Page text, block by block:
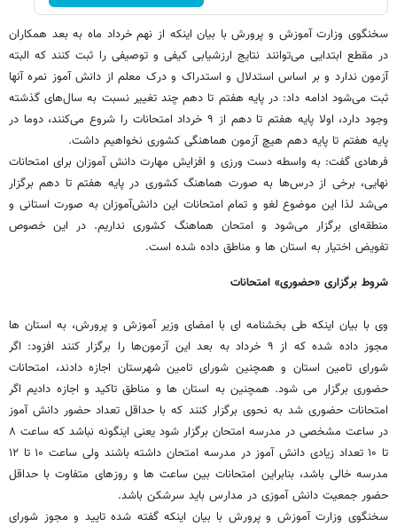
سخنگوی وزارت آموزش و پرورش با بیان اینکه از نهم خرداد ماه به بعد همکاران
در مقطع ابتدایی می‌توانند نتایج ارزشیابی کیفی و توصیفی را ثبت کنند که البته
آزمون ندارد و بر اساس استدلال و استدراک و درک معلم از دانش آموز نمره آنها
ثبت می‌شود ادامه داد: در پایه هفتم تا دهم چند تغییر نسبت به سال‌های گذشته
وجود دارد، اولا پایه هفتم تا دهم از ۹ خرداد امتحانات را شروع می‌کنند، دوما در
پایه هفتم تا پایه دهم هیچ آزمون هماهنگی کشوری نخواهیم داشت.
فرهادی گفت: به واسطه دست ورزی و افزایش مهارت دانش آموزان برای امتحانات
نهایی، برخی از درس‌ها به صورت هماهنگ کشوری در پایه هفتم تا دهم برگزار
می‌شد لذا این موضوع لغو و تمام امتحانات این دانش‌آموزان به صورت استانی و
منطقه‌ای برگزار می‌شود و امتحان هماهنگ کشوری نداریم. در این خصوص
تفویض اختیار به استان ها و مناطق داده شده است.
شروط برگزاری «حضوری» امتحانات
وی با بیان اینکه طی بخشنامه ای با امضای وزیر آموزش و پرورش، به استان ها
مجوز داده شده که از ۹ خرداد به بعد این آزمون‌ها را برگزار کنند افزود: اگر
شورای تامین استان و همچنین شورای تامین شهرستان اجازه دادند، امتحانات
حضوری برگزار می شود. همچنین به استان ها و مناطق تاکید و اجازه دادیم اگر
امتحانات حضوری شد به نحوی برگزار کنند که با حداقل تعداد حضور دانش آموز
در ساعت مشخصی در مدرسه امتحان برگزار شود یعنی اینگونه نباشد که ساعت ۸
تا ۱۰ تعداد زیادی دانش آموز در مدرسه امتحان داشته باشند ولی ساعت ۱۰ تا ۱۲
مدرسه خالی باشد، بنابراین امتحانات بین ساعت ها و روزهای متفاوت با حداقل
حضور جمعیت دانش آموزی در مدارس باید سرشکن باشد.
سخنگوی وزارت آموزش و پرورش با بیان اینکه گفته شده تایید و مجوز شورای